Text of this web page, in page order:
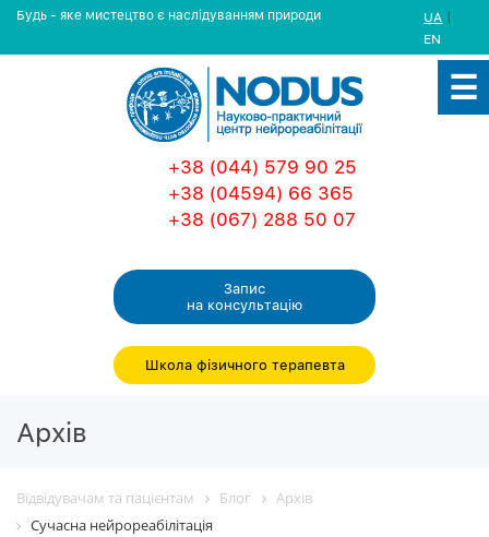
Будь - яке мистецтво є наслідуванням природи UA |
EN
+38 (044) 579 90 25
+38 (04594) 66 365
+38 (067) 288 50 07
Запис
на консультацiю
Школа фізичного терапевта
Архiв
Відвідувачам та пацієнтам Блог
Архiв
Сучасна нейрореабілітація